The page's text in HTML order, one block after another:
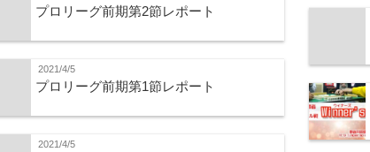
プロリーグ前期第2節レポート
2021/4/5
プロリーグ前期第1節レポート
2021/4/5